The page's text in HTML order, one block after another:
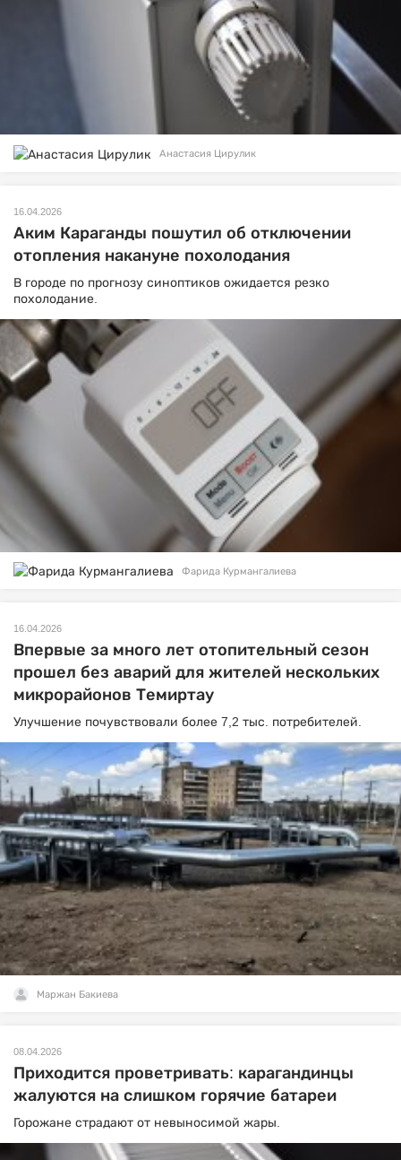
Анастасия Цирулик
16.04.2026
Аким Караганды пошутил об отключении
отопления накануне похолодания
В городе по прогнозу синоптиков ожидается резко
похолодание.
Фарида Курмангалиева
16.04.2026
Впервые за много лет отопительный сезон
прошел без аварий для жителей нескольких
микрорайонов Темиртау
Улучшение почувствовали более 7,2 тыс. потребителей.
Маржан Бакиева
08.04.2026
Приходится проветривать: карагандинцы
жалуются на слишком горячие батареи
Горожане страдают от невыносимой жары.